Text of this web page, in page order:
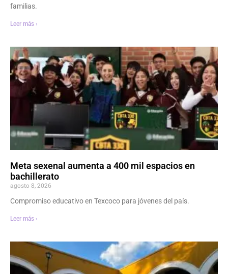
familias.
Leer más ›
Meta sexenal aumenta a 400 mil espacios en
bachillerato
agosto 8, 2026
Compromiso educativo en Texcoco para jóvenes del país.
Leer más ›